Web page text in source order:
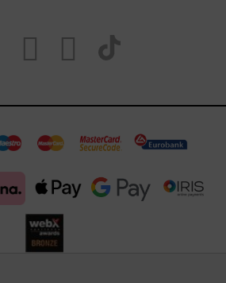
Visit
https://
page
Visit
https://
page
Visit
https://
page
our
TikTok
page